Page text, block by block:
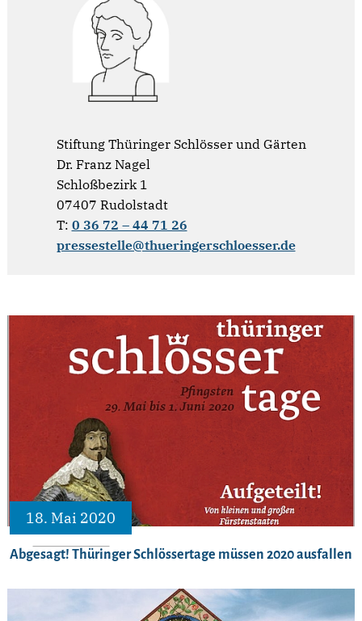
Stiftung Thüringer Schlösser und Gärten
Dr. Franz Nagel
Schloßbezirk 1
07407 Rudolstadt
T: 0 36 72 – 44 71 26
pressestelle@thueringerschloesser.de
18. Mai 2020
Abgesagt! Thüringer Schlössertage müssen 2020 ausfallen